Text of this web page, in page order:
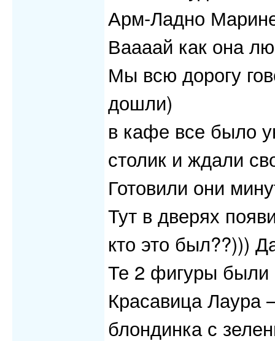
Арм-Ладно
Ваааай как она
Мы всю дорогу
дошли)
в кафе все было
столик и ждали
Готовили они
Тут в дверях
кто это был??)))
Те 2 фигуры
Красавица Лаура
блондинка с